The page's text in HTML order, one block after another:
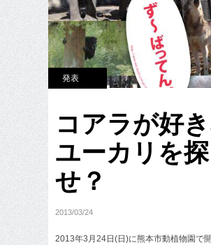
発表
コアラが好
ユーカリを探
せ？
2013/03/24
2013年3月24日(日)に熊本市動植物園で